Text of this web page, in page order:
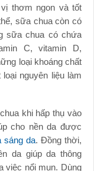
thơm ngon và tốt
sữa chua còn có
sữa chua có chứa
C, vitamin D,
loại khoáng chất
nguyên liệu làm
khi hấp thụ vào
cho nền da được
sáng da. Đồng thời,
da giúp da thông
việc nổi mụn. Dùng